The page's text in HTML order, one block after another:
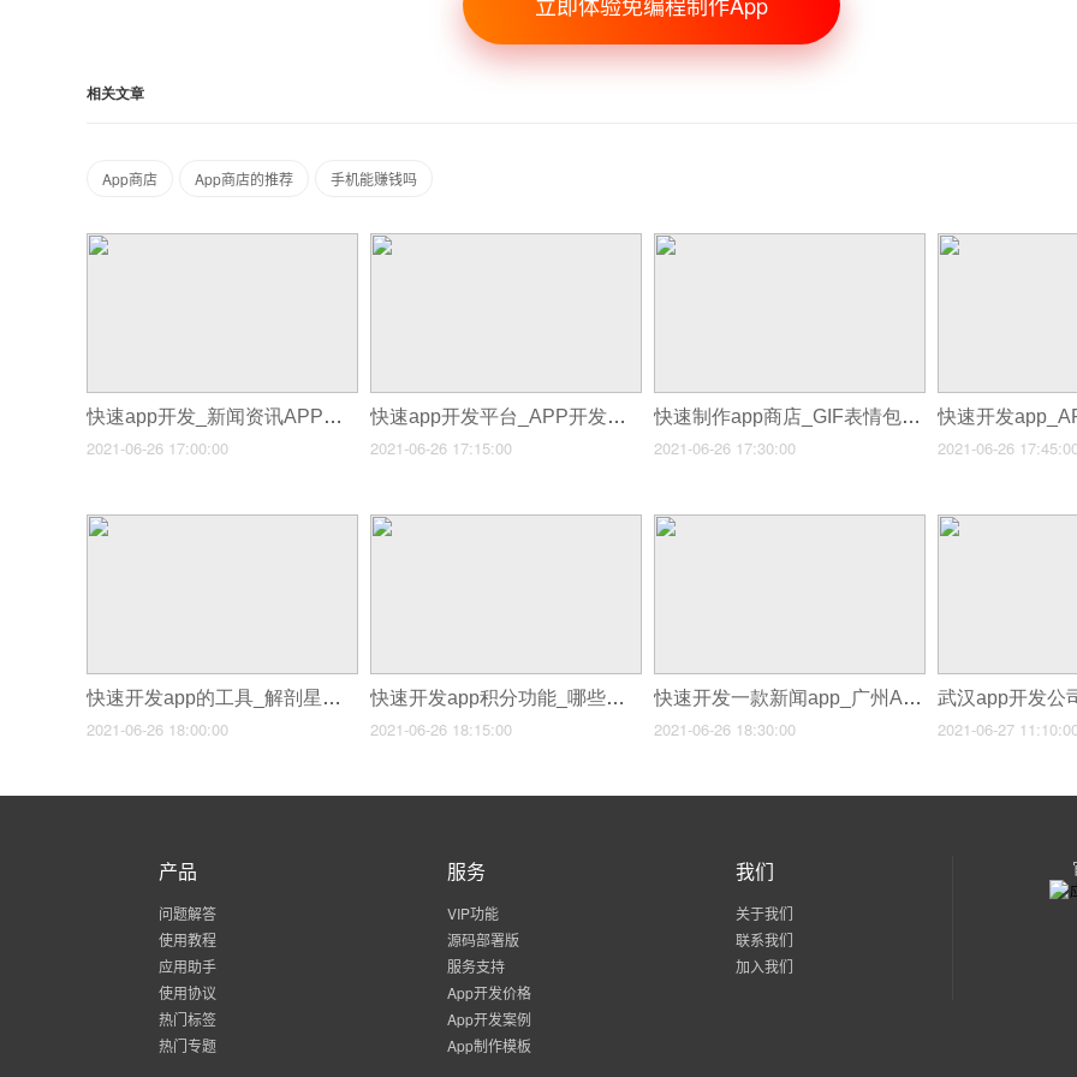
相关文章
App商店 App商店的推荐 手机能赚钱吗
快速app开发_新闻资讯APP开发如何吸引更多用户使用
2021-06-26 17:00:00
快速app开发平台_APP开发公司
2021-06-26 17:15:00
快速制作app商店_GIF表情包制作APP软件
2021-06-26 17:30:00
快速开发
2021-06-26
快速开发app的工具_解剖星巴克工具类APP开发推广模式
2021-06-26 18:00:00
快速开发app积分功能_哪些行业APP开发值得投资者下海
2021-06-26 18:15:00
快速开发一款新闻app_广州APP开发公司浅析开发一款农场APP软件的作用
2021-06-26 18:30:00 2021-06-27
产品
问题解答
使用教程
应用助手
使用协议
热门标签
热门专题
服务
VIP功能
源码部署版
服务支持
App开发价格
App开发案例
App制作模板
我们
关于我们
联系我们
加入我们